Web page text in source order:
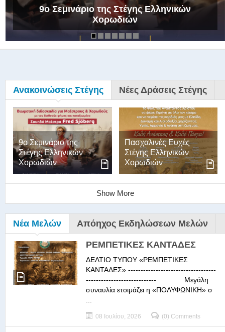
9ο Σεμινάριο της Στέγης Ελληνικών
Χορωδιών
Ανακοινώσεις Στέγης Νέες Δράσεις Στέγης
9ο Σεμινάριο της
Στέγης Ελληνικών
Χορωδιών
Πασχαλινές Ευχές
Στέγης Ελληνικών
Χορωδιών
Show More
Νέα Μελών Απόηχος Εκδηλώσεων Μελών
ΡΕΜΠΕΤΙΚΕΣ ΚΑΝΤΑΔΕΣ
ΔΕΛΤΙΟ ΤΥΠΟΥ «ΡΕΜΠΕΤΙΚΕΣ
ΚΑΝΤΑΔΕΣ» -----------------------------------
---------------------------- Μεγάλη
συναυλία ετοιμάζει η «ΠΟΛΥΦΩΝΙΚΗ» σ
08 Ιουλίου, 2026 (0) Comments